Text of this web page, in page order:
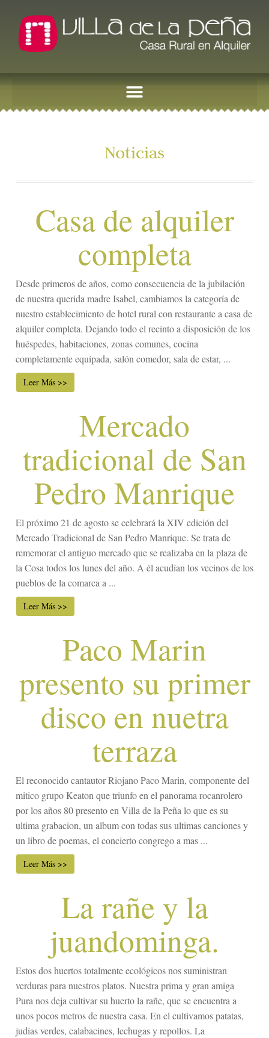
Noticias
Casa de alquiler
completa
Desde primeros de años, como consecuencia de la jubilación
de nuestra querida madre Isabel, cambiamos la categoría de
nuestro establecimiento de hotel rural con restaurante a casa de
alquiler completa. Dejando todo el recinto a disposición de los
huéspedes, habitaciones, zonas comunes, cocina
completamente equipada, salón comedor, sala de estar, ...
Leer Más >>
Mercado
tradicional de San
Pedro Manrique
El próximo 21 de agosto se celebrará la XIV edición del
Mercado Tradicional de San Pedro Manrique. Se trata de
rememorar el antiguo mercado que se realizaba en la plaza de
la Cosa todos los lunes del año. A él acudían los vecinos de los
pueblos de la comarca a ...
Leer Más >>
Paco Marin
presento su primer
disco en nuetra
terraza
El reconocido cantautor Riojano Paco Marin, componente del
mitico grupo Keaton que triunfo en el panorama rocanrolero
por los años 80 presento en Villa de la Peña lo que es su
ultima grabacion, un album con todas sus ultimas canciones y
un libro de poemas, el concierto congrego a mas ...
Leer Más >>
La rañe y la
juandominga.
Estos dos huertos totalmente ecológicos nos suministran
verduras para nuestros platos. Nuestra prima y gran amiga
Pura nos deja cultivar su huerto la rañe, que se encuentra a
unos pocos metros de nuestra casa. En el cultivamos patatas,
judías verdes, calabacines, lechugas y repollos. La